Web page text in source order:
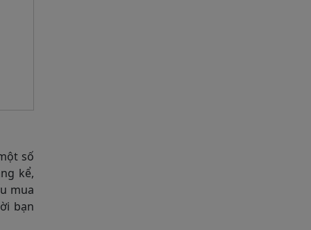
số
kể,
mua
bạn